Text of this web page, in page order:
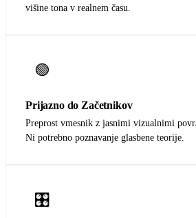
višine tona v realnem času.
🟢
Prijazno do Začetnikov
Preprost vmesnik z jasnimi vizualnimi
Ni potrebno poznavanje glasbene teorije.
🎛️